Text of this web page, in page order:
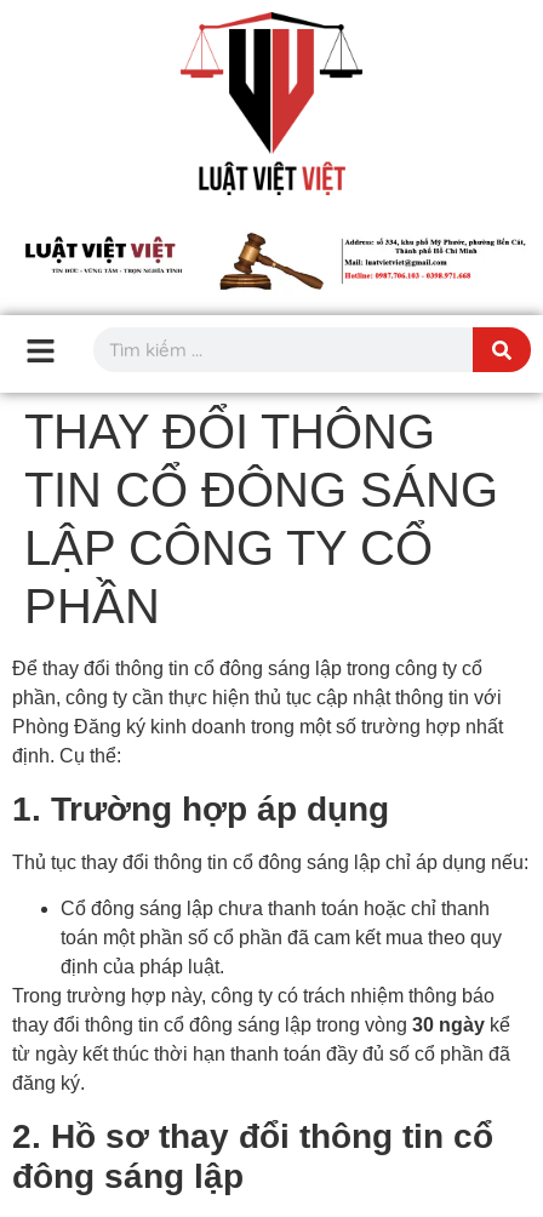
THAY ĐỔI THÔNG
TIN CỔ ĐÔNG SÁNG
LẬP CÔNG TY CỔ
PHẦN
Để thay đổi thông tin cổ đông sáng lập trong công ty cổ
phần, công ty cần thực hiện thủ tục cập nhật thông tin với
Phòng Đăng ký kinh doanh trong một số trường hợp nhất
định. Cụ thể:
1. Trường hợp áp dụng
Thủ tục thay đổi thông tin cổ đông sáng lập chỉ áp dụng nếu:
Cổ đông sáng lập chưa thanh toán hoặc chỉ thanh
toán một phần số cổ phần đã cam kết mua theo quy
định của pháp luật.
Trong trường hợp này, công ty có trách nhiệm thông báo
thay đổi thông tin cổ đông sáng lập trong vòng 30 ngày kể
từ ngày kết thúc thời hạn thanh toán đầy đủ số cổ phần đã
đăng ký.
2. Hồ sơ thay đổi thông tin cổ
đông sáng lập